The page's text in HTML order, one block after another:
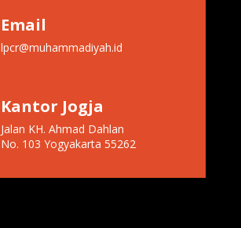
Email
lpcr@muhammadiyah.id
Kantor Jogja
Jalan KH. Ahmad Dahlan
No. 103 Yogyakarta 55262